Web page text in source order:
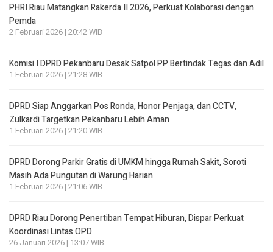
PHRI Riau Matangkan Rakerda II 2026, Perkuat Kolaborasi dengan
Pemda
2 Februari 2026 | 20:42 WIB
Komisi I DPRD Pekanbaru Desak Satpol PP Bertindak Tegas dan Adil
1 Februari 2026 | 21:28 WIB
DPRD Siap Anggarkan Pos Ronda, Honor Penjaga, dan CCTV,
Zulkardi Targetkan Pekanbaru Lebih Aman
1 Februari 2026 | 21:20 WIB
DPRD Dorong Parkir Gratis di UMKM hingga Rumah Sakit, Soroti
Masih Ada Pungutan di Warung Harian
1 Februari 2026 | 21:06 WIB
DPRD Riau Dorong Penertiban Tempat Hiburan, Dispar Perkuat
Koordinasi Lintas OPD
26 Januari 2026 | 13:07 WIB